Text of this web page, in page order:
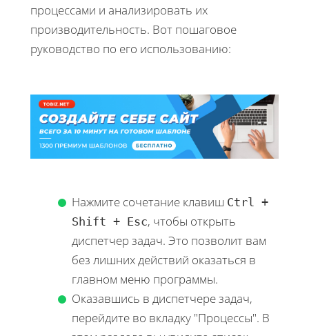
процессами и анализировать их
производительность. Вот пошаговое
руководство по его использованию:
Нажмите сочетание клавиш Ctrl +
Shift + Esc, чтобы открыть
диспетчер задач. Это позволит вам
без лишних действий оказаться в
главном меню программы.
Оказавшись в диспетчере задач,
перейдите во вкладку "Процессы". В